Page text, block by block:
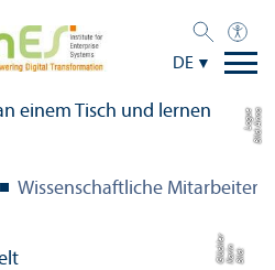
DE
Bil
d:
A
n
n
a
L
o
g
u
e
Wissenschaft­liche
Bil
d:
K
a
ri
nGl
ü
c
kl
e
r